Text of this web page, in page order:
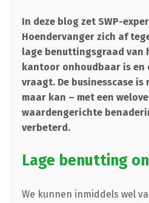
In deze blog zet SWP-
Hoendervanger zich af
lage benuttingsgraad van
kantoor onhoudbaar is en
vraagt. De businesscase
maar kan – met een
waardengerichte
verbeterd.
Lage benutting
We kunnen inmiddels wel